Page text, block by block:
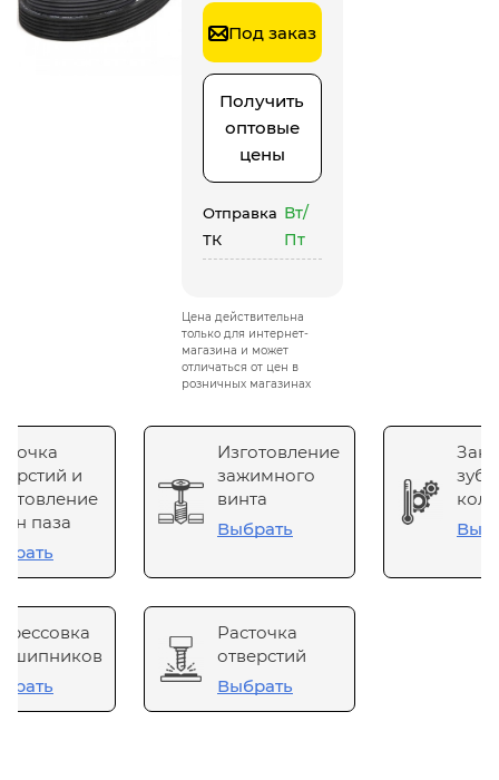
Под заказ
Получить
оптовые
цены
Отправка
ТК
Вт/
Пт
Цена действительна
только для интернет-
магазина и может
отличаться от цен в
розничных магазинах
и
паза
Изготовление
зажимного
винта
Выбрать
Расточка
отверстий
Выбрать